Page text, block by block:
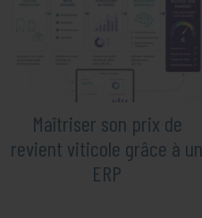
Maîtriser son prix de
revient viticole grâce à un
ERP